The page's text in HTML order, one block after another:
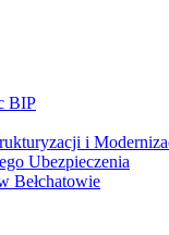
BIP
i
Ubezpieczenia
Bełchatowie